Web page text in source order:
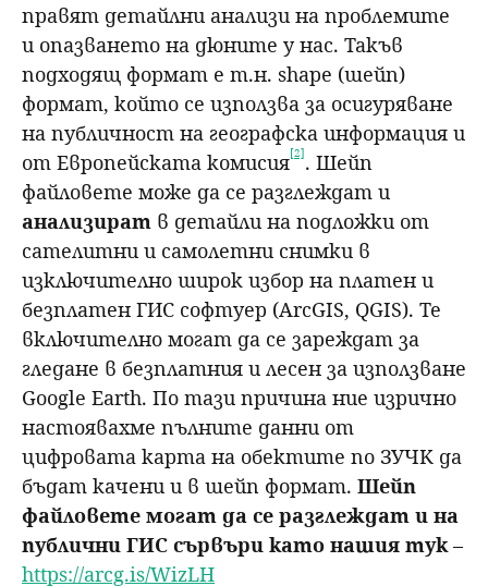
правят детайлни анализи на проблемите
и опазването на дюните у нас. Такъв
подходящ формат е т.н. shape (шейп)
формат, който се използва за осигуряване
на публичност на географска информация и
от Европейската комисия[2]. Шейп
файловете може да се разглеждат и
анализират в детайли на подложки от
сателитни и самолетни снимки в
изключително широк избор на платен и
безплатен ГИС софтуер (ArcGIS, QGIS). Те
включително могат да се зареждат за
гледане в безплатния и лесен за използване
Google Earth. По тази причина ние изрично
настоявахме пълните данни от
цифровата карта на обектите по ЗУЧК да
бъдат качени и в шейп формат. Шейп
файловете могат да се разглеждат и на
публични ГИС сървъри като нашия тук –
https://arcg.is/WizLH